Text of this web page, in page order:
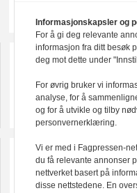
Informasjonskapsler og
For å gi deg relevante
informasjon fra ditt besøk
deg mot dette under
For øvrig bruker vi
analyse, for å
og for å utvikle og tilby
personvernerklæring.
Vi er med i Fagpressen-
du få relevante annonser
nettverket basert på
disse nettstedene. En